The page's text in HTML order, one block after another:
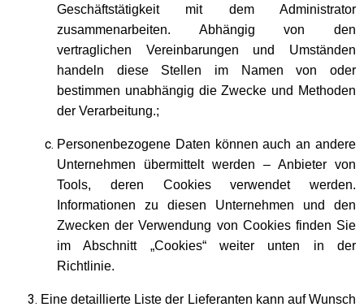
Geschäftstätigkeit mit dem Administrator
zusammenarbeiten. Abhängig von den
vertraglichen Vereinbarungen und Umständen
handeln diese Stellen im Namen von oder
bestimmen unabhängig die Zwecke und Methoden
der Verarbeitung.;
Personenbezogene Daten können auch an andere
Unternehmen übermittelt werden – Anbieter von
Tools, deren Cookies verwendet werden.
Informationen zu diesen Unternehmen und den
Zwecken der Verwendung von Cookies finden Sie
im Abschnitt „Cookies“ weiter unten in der
Richtlinie.
Eine detaillierte Liste der Lieferanten kann auf Wunsch